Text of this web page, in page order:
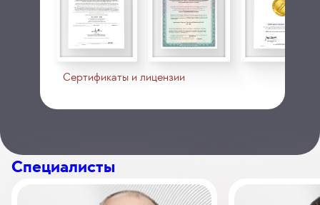
Сертификаты и лицензии
Специалисты